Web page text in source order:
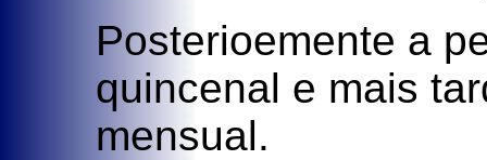
Posterioemente a
quincenal e mais
mensual.